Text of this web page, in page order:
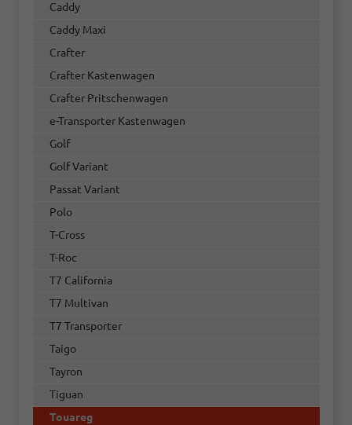
Caddy
Caddy Maxi
Crafter
Crafter Kastenwagen
Crafter Pritschenwagen
e-Transporter Kastenwagen
Golf
Golf Variant
Passat Variant
Polo
T-Cross
T-Roc
T7 California
T7 Multivan
T7 Transporter
Taigo
Tayron
Tiguan
Touareg